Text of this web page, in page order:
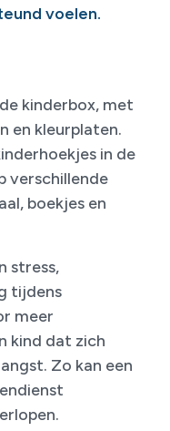
voelen.
kinderbox, met
en kleurplaten.
in de
verschillende
boekjes en
stress,
tijdens
meer
kind dat zich
Zo kan een